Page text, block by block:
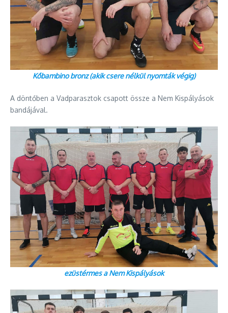
Kőbambino bronz (akik csere nélkül nyomták végig)
A döntőben a Vadparasztok csapott össze a Nem Kispályások
bandájával.
ezüstérmes a Nem Kispályások